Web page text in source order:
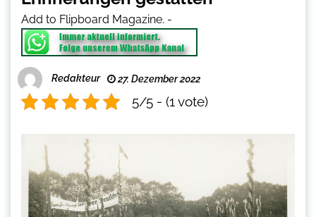
Add to Flipboard Magazine. -
Redakteur 27. Dezember 2022
5/5 - (1 vote)